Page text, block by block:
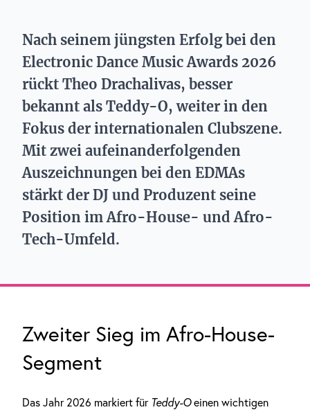
Nach seinem jüngsten Erfolg bei den
Electronic Dance Music Awards 2026
rückt Theo Drachalivas, besser
bekannt als Teddy-O, weiter in den
Fokus der internationalen Clubszene.
Mit zwei aufeinanderfolgenden
Auszeichnungen bei den EDMAs
stärkt der DJ und Produzent seine
Position im Afro-House- und Afro-
Tech-Umfeld.
Zweiter Sieg im Afro-House-
Segment
Das Jahr 2026 markiert für Teddy-Oeinen wichtigen